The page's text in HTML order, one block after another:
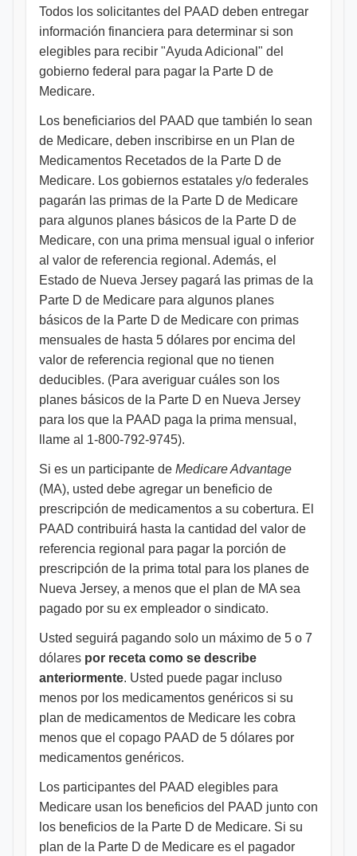
Todos los solicitantes del PAAD deben entregar
información financiera para determinar si son
elegibles para recibir "Ayuda Adicional" del
gobierno federal para pagar la Parte D de
Medicare.
Los beneficiarios del PAAD que también lo sean
de Medicare, deben inscribirse en un Plan de
Medicamentos Recetados de la Parte D de
Medicare. Los gobiernos estatales y/o federales
pagarán las primas de la Parte D de Medicare
para algunos planes básicos de la Parte D de
Medicare, con una prima mensual igual o inferior
al valor de referencia regional. Además, el
Estado de Nueva Jersey pagará las primas de la
Parte D de Medicare para algunos planes
básicos de la Parte D de Medicare con primas
mensuales de hasta 5 dólares por encima del
valor de referencia regional que no tienen
deducibles. (Para averiguar cuáles son los
planes básicos de la Parte D en Nueva Jersey
para los que la PAAD paga la prima mensual,
llame al 1-800-792-9745).
Si es un participante de Medicare Advantage
(MA), usted debe agregar un beneficio de
prescripción de medicamentos a su cobertura. El
PAAD contribuirá hasta la cantidad del valor de
referencia regional para pagar la porción de
prescripción de la prima total para los planes de
Nueva Jersey, a menos que el plan de MA sea
pagado por su ex empleador o sindicato.
Usted seguirá pagando solo un máximo de 5 o 7
dólares por receta como se describe
anteriormente. Usted puede pagar incluso
menos por los medicamentos genéricos si su
plan de medicamentos de Medicare les cobra
menos que el copago PAAD de 5 dólares por
medicamentos genéricos.
Los participantes del PAAD elegibles para
Medicare usan los beneficios del PAAD junto con
los beneficios de la Parte D de Medicare. Si su
plan de la Parte D de Medicare es el pagador